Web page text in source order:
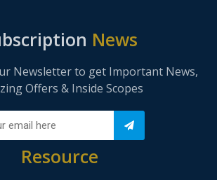
News
Newsletter to get Important News,
Offers & Inside Scopes
Resource